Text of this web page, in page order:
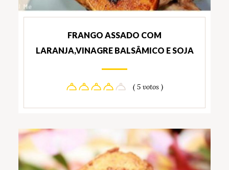
FRANGO ASSADO COM
LARANJA,VINAGRE BALSÂMICO E SOJA
( 5 votos )